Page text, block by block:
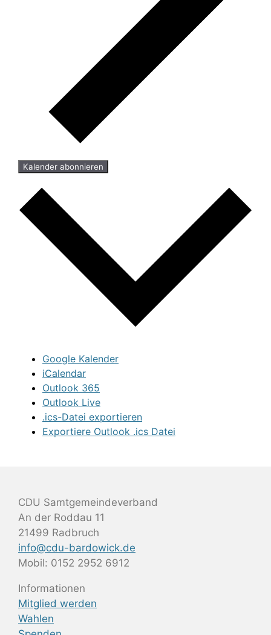
Kalender abonnieren
Google Kalender
iCalendar
Outlook 365
Outlook Live
.ics-Datei exportieren
Exportiere Outlook .ics Datei
CDU Samtgemeindeverband
An der Roddau 11
21499 Radbruch
info@cdu-bardowick.de
Mobil: 0152 2952 6912
Informationen
Mitglied werden
Wahlen